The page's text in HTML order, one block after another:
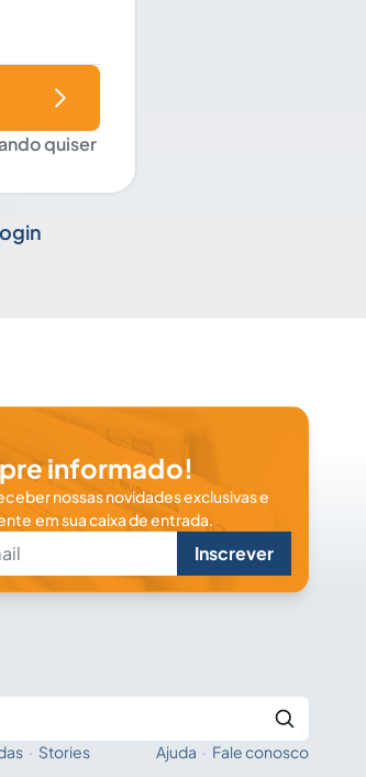
quiser
informado!
nossas novidades exclusivas e
em sua caixa de entrada.
Inscrever
· Stories Ajuda · Fale conosco